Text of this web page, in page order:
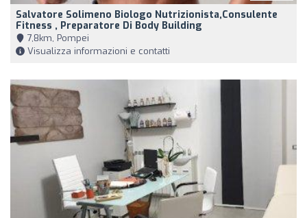
Salvatore Solimeno Biologo Nutrizionista,Consulente
Fitness , Preparatore Di Body Building
7,8km, Pompei
Visualizza informazioni e contatti